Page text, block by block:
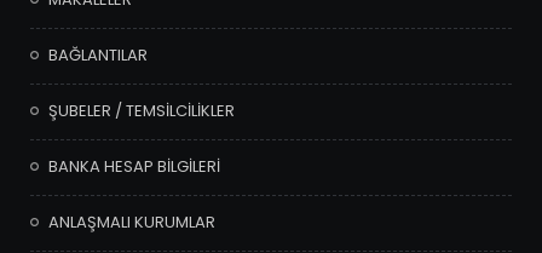
BAĞLANTILAR
ŞUBELER / TEMSİLCİLİKLER
BANKA HESAP BİLGİLERİ
ANLAŞMALI KURUMLAR